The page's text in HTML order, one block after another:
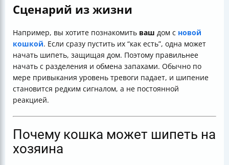
Сценарий из жизни
Например, вы хотите познакомить ваш дом с новой
кошкой. Если сразу пустить их “как есть”, одна может
начать шипеть, защищая дом. Поэтому правильнее
начать с разделения и обмена запахами. Обычно по
мере привыкания уровень тревоги падает, и шипение
становится редким сигналом, а не постоянной
реакцией.
Почему кошка может шипеть на
хозяина